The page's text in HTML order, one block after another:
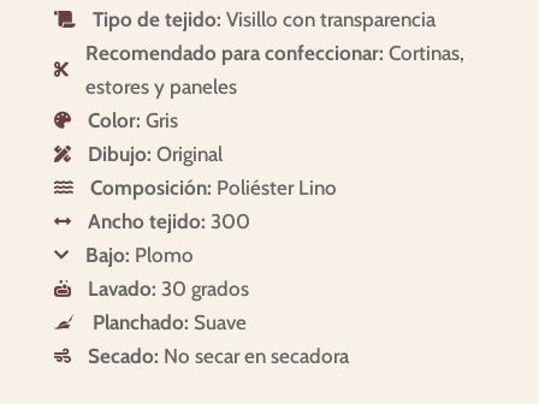
 Tipo de tejido: Visillo con transparencia

Recomendado para confeccionar: Cortinas,
estores y paneles
 Color: Gris
 Dibujo: Original
 Composición: Poliéster Lino
 Ancho tejido: 300
 Bajo: Plomo
 Lavado: 30 grados
 Planchado: Suave
 Secado: No secar en secadora